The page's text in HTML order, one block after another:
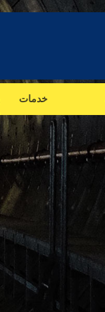
خدمات